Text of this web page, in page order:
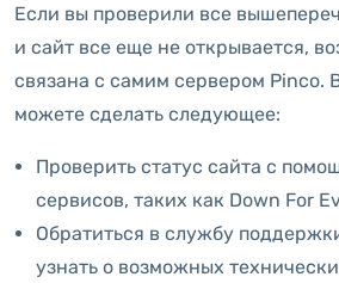
Если вы проверили все
и сайт все еще не открывается,
связана с самим сервером Pinco.
можете сделать следующее:
Проверить статус сайта с
сервисов, таких как Down For
Обратиться в службу
узнать о возможных